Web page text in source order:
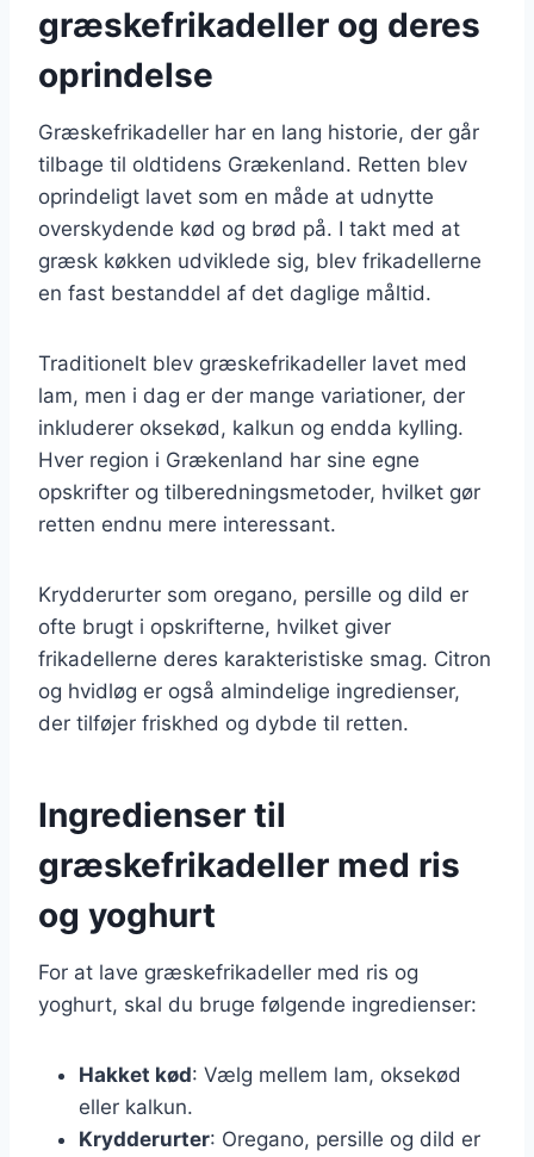
græskefrikadeller og deres
oprindelse
Græskefrikadeller har en lang historie, der går
tilbage til oldtidens Grækenland. Retten blev
oprindeligt lavet som en måde at udnytte
overskydende kød og brød på. I takt med at
græsk køkken udviklede sig, blev frikadellerne
en fast bestanddel af det daglige måltid.
Traditionelt blev græskefrikadeller lavet med
lam, men i dag er der mange variationer, der
inkluderer oksekød, kalkun og endda kylling.
Hver region i Grækenland har sine egne
opskrifter og tilberedningsmetoder, hvilket gør
retten endnu mere interessant.
Krydderurter som oregano, persille og dild er
ofte brugt i opskrifterne, hvilket giver
frikadellerne deres karakteristiske smag. Citron
og hvidløg er også almindelige ingredienser,
der tilføjer friskhed og dybde til retten.
Ingredienser til
græskefrikadeller med ris
og yoghurt
For at lave græskefrikadeller med ris og
yoghurt, skal du bruge følgende ingredienser:
Hakket kød: Vælg mellem lam, oksekød
eller kalkun.
Krydderurter: Oregano, persille og dild er